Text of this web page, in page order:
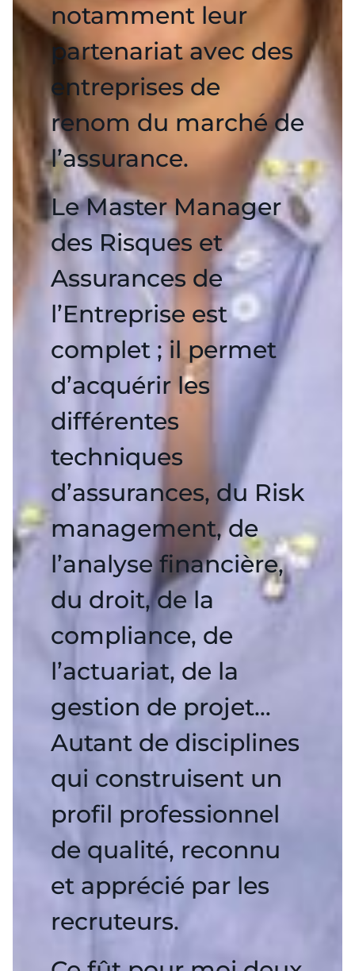
notamment leur
partenariat avec des
entreprises de
renom du marché de
l’assurance.
Le Master Manager
des Risques et
Assurances de
l’Entreprise est
complet ; il permet
d’acquérir les
différentes
techniques
d’assurances, du Risk
management, de
l’analyse financière,
du droit, de la
compliance, de
l’actuariat, de la
gestion de projet…
Autant de disciplines
qui construisent un
profil professionnel
de qualité, reconnu
et apprécié par les
recruteurs.